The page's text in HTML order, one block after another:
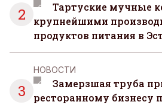
2
Тартуские мучные
крупнейшими
продуктов питания в
3
НОВОСТИ
Замерзшая труба
ресторанному